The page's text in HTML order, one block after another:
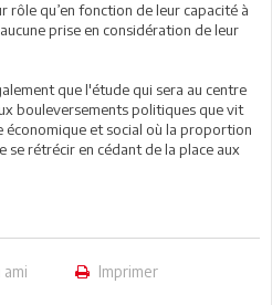
rôle qu’en fonction de leur capacité à
prise en considération de leur
que l'étude qui sera au centre
bouleversements politiques que vit
économique et social où la proportion
se rétrécir en cédant de la place aux
Imprimer